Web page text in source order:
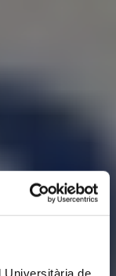
Universitària de